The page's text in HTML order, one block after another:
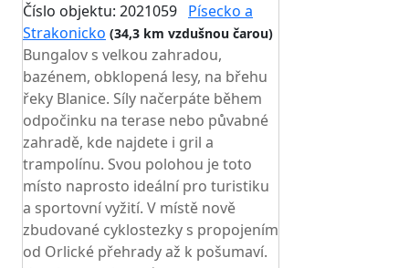
Číslo objektu: 2021059 Písecko a
Strakonicko (34,3 km vzdušnou čarou)
Bungalov s velkou zahradou,
bazénem, obklopená lesy, na břehu
řeky Blanice. Síly načerpáte během
odpočinku na terase nebo půvabné
zahradě, kde najdete i gril a
trampolínu. Svou polohou je toto
místo naprosto ideální pro turistiku
a sportovní vyžití. V místě nově
zbudované cyklostezky s propojením
od Orlické přehrady až k pošumaví.